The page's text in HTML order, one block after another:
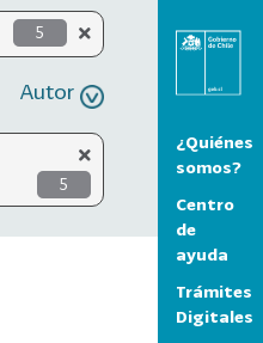
5
Autor
5
¿Quiénes
somos?
Centro
de
ayuda
Trámites
Digitales